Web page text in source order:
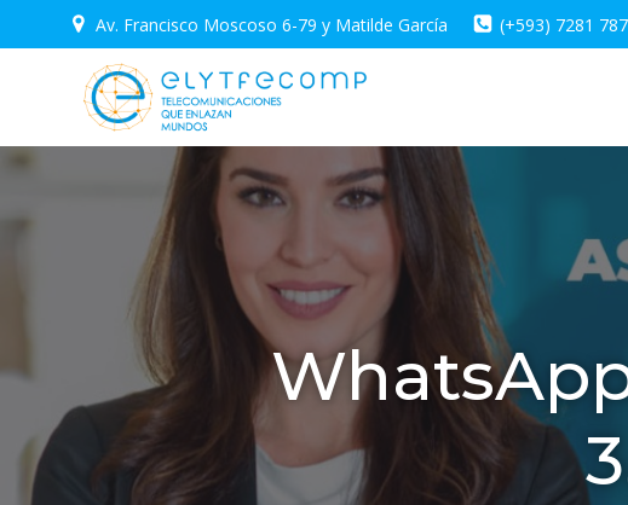
al
Av. Francisco Moscoso 6-79 y Matilde García (+593) 7281